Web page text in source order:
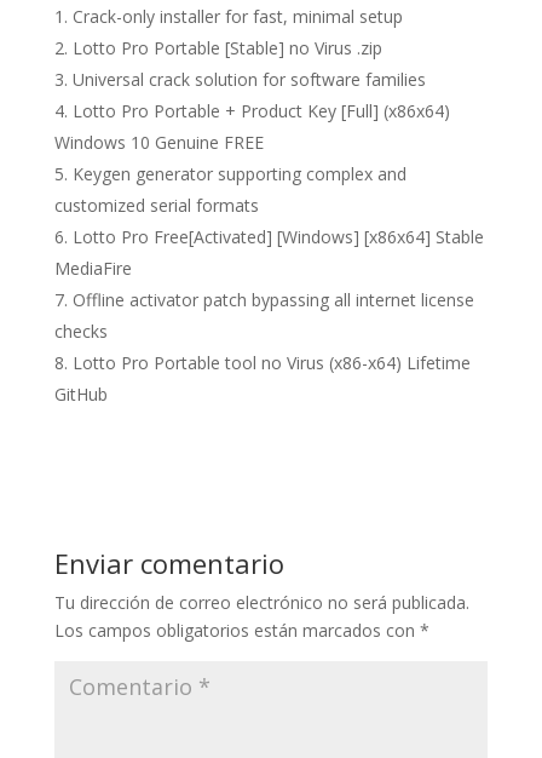
Crack-only installer for fast, minimal setup
Lotto Pro Portable [Stable] no Virus .zip
Universal crack solution for software families
Lotto Pro Portable + Product Key [Full] (x86x64)
Windows 10 Genuine FREE
Keygen generator supporting complex and
customized serial formats
Lotto Pro Free[Activated] [Windows] [x86x64] Stable
MediaFire
Offline activator patch bypassing all internet license
checks
Lotto Pro Portable tool no Virus (x86-x64) Lifetime
GitHub
Enviar comentario
Tu dirección de correo electrónico no será publicada.
Los campos obligatorios están marcados con *